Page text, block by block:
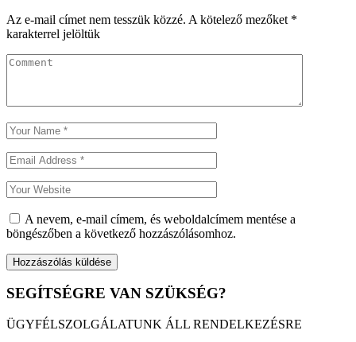
Az e-mail címet nem tesszük közzé. A kötelező mezőket *
karakterrel jelöltük
A nevem, e-mail címem, és weboldalcímem mentése a
böngészőben a következő hozzászólásomhoz.
SEGÍTSÉGRE VAN SZÜKSÉG?
ÜGYFÉLSZOLGÁLATUNK ÁLL RENDELKEZÉSRE